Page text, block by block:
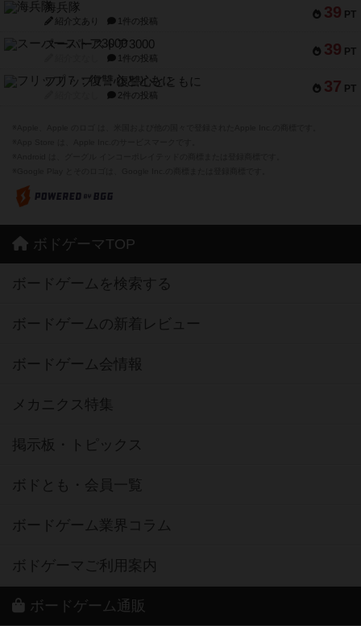
39 PT
海兵隊
紹介文あり 1件の投稿
39 PT
スーパーストア3000
1件の投稿
37 PT
フリップ７：復讐心とともに
2件の投稿
ボドゲーマTOP
ボードゲームを検索する
ボードゲームの新着レビュー
ボードゲーム会情報
メカニクス特集
掲示板・トピックス
ボドとも・会員一覧
ボードゲーム業界コラム
ボドゲーマご利用案内
ボードゲーム通販